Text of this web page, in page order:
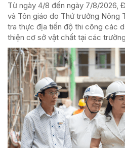
Từ ngày 4/8 đến ngày 7/8/2026,
và Tôn giáo do Thứ trưởng Nông
tra thực địa tiến độ thi công các
thiện cơ sở vật chất tại các